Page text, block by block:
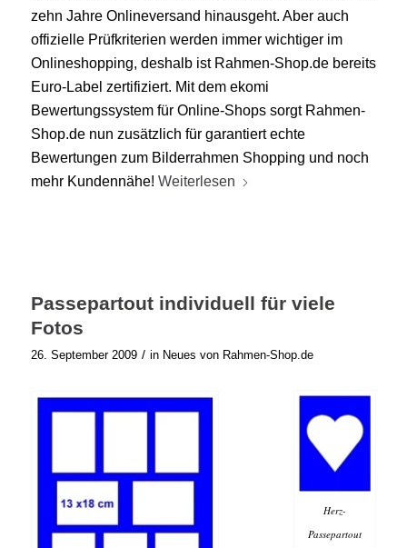
zehn Jahre Onlineversand hinausgeht. Aber auch
offizielle Prüfkriterien werden immer wichtiger im
Onlineshopping, deshalb ist Rahmen-Shop.de bereits
Euro-Label zertifiziert. Mit dem ekomi
Bewertungssystem für Online-Shops sorgt Rahmen-
Shop.de nun zusätzlich für garantiert echte
Bewertungen zum Bilderrahmen Shopping und noch
mehr Kundennähe! Weiterlesen
Passepartout individuell für viele
Fotos
26. September 2009 / in Neues von Rahmen-Shop.de
Herz-
Passepartout